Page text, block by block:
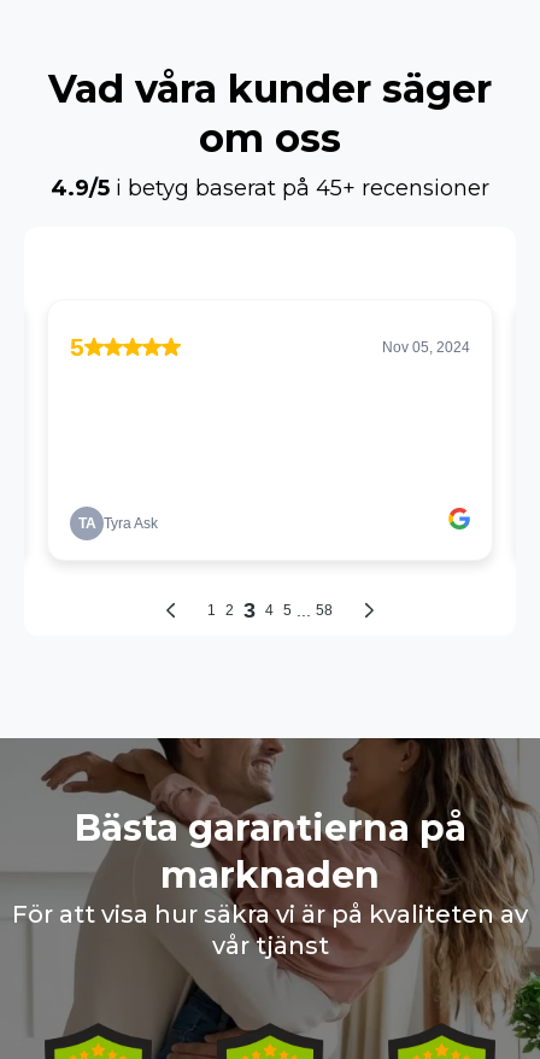
Vad våra kunder säger
om oss
4.9/5 i betyg baserat på 45+ recensioner
Bästa garantierna på
marknaden
För att visa hur säkra vi är på kvaliteten av
vår tjänst